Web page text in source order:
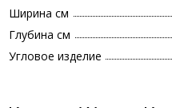
Ширина см
Глубина см
Угловое изделие